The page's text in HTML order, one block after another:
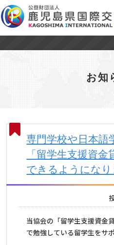
お知
専門学校や日本語
「留学生支援資
できるようになり
当協会の「留学生支援資金
で勉強している留学生をサ